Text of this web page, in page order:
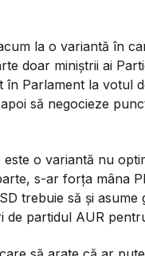
la o variantă în
doar miniștrii ai
Parlament la votul
să negocieze
o variantă nu
s-ar forța mâna
trebuie să și
partidul AUR